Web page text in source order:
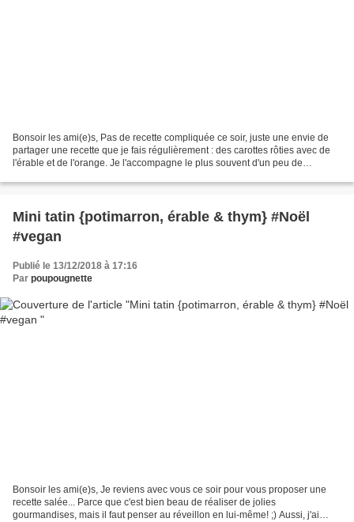
Bonsoir les ami(e)s, Pas de recette compliquée ce soir, juste une envie de
partager une recette que je fais régulièrement : des carottes rôties avec de
l'érable et de l'orange. Je l'accompagne le plus souvent d'un peu de
Mini tatin {potimarron, érable & thym} #Noël
#vegan
Publié le 13/12/2018 à 17:16
Par poupougnette
Bonsoir les ami(e)s, Je reviens avec vous ce soir pour vous proposer une
recette salée... Parce que c'est bien beau de réaliser de jolies
gourmandises, mais il faut penser au réveillon en lui-même! ;) Aussi, j'ai